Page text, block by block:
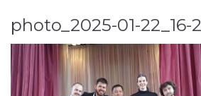
photo_2025-01-22_16-